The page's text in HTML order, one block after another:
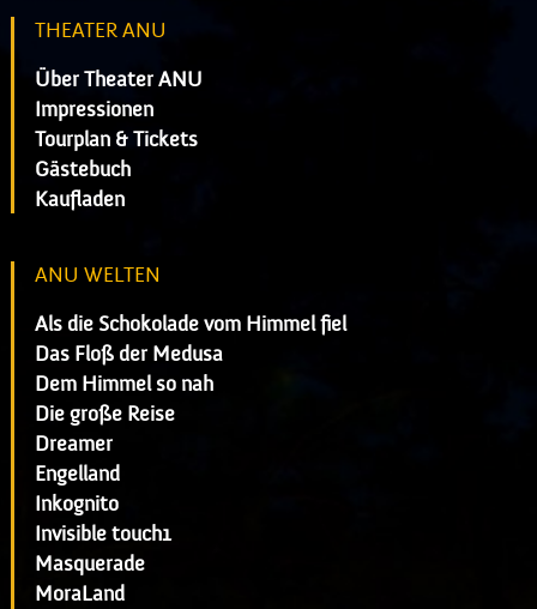
THEATER ANU
Über Theater ANU
Impressionen
Tourplan & Tickets
Gästebuch
Kaufladen
ANU WELTEN
Als die Schokolade vom Himmel fiel
Das Floß der Medusa
Dem Himmel so nah
Die große Reise
Dreamer
Engelland
Inkognito
Invisible touch1
Masquerade
MoraLand